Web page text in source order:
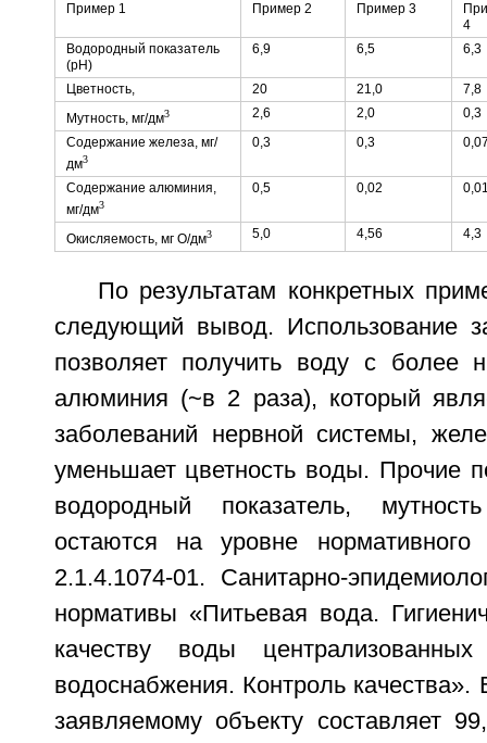
Пример 1
Пример 2 Пример 3
4
Водородный показатель
(pH)
6,9 6,5 6,3
Цветность, 20 21,0
7,8
Мутность, мг/дм3 2,6 2,0
0,3
Содержание железа, мг/
дм3
0,3 0,3
Содержание алюминия,
мг/дм3
0,5 0,02
Окисляемость, мг О/дм3 5,0 4,56 4,3
По результатам конкретных
следующий вывод. Использование
позволяет получить воду с более
алюминия (~в 2 раза), который
заболеваний нервной системы,
уменьшает цветность воды. Прочие
водородный показатель,
остаются на уровне
2.1.4.1074-01. Санитарно-
нормативы «Питьевая вода.
качеству воды
водоснабжения. Контроль качества».
заявляемому объекту составляет